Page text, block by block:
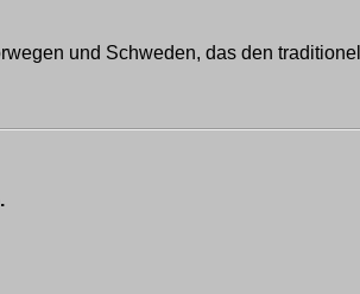
und Schweden, das den